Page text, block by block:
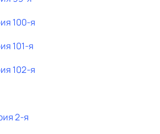
100-я
101-я
102-я
2-я